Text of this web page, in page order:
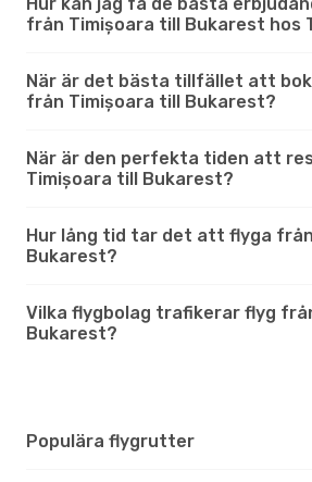
från Timișoara till Bukarest hos
När är det bästa tillfället att
från Timișoara till Bukarest?
När är den perfekta tiden att
Timișoara till Bukarest?
Hur lång tid tar det att flyga
Bukarest?
Vilka flygbolag trafikerar flyg
Bukarest?
Populära flygrutter